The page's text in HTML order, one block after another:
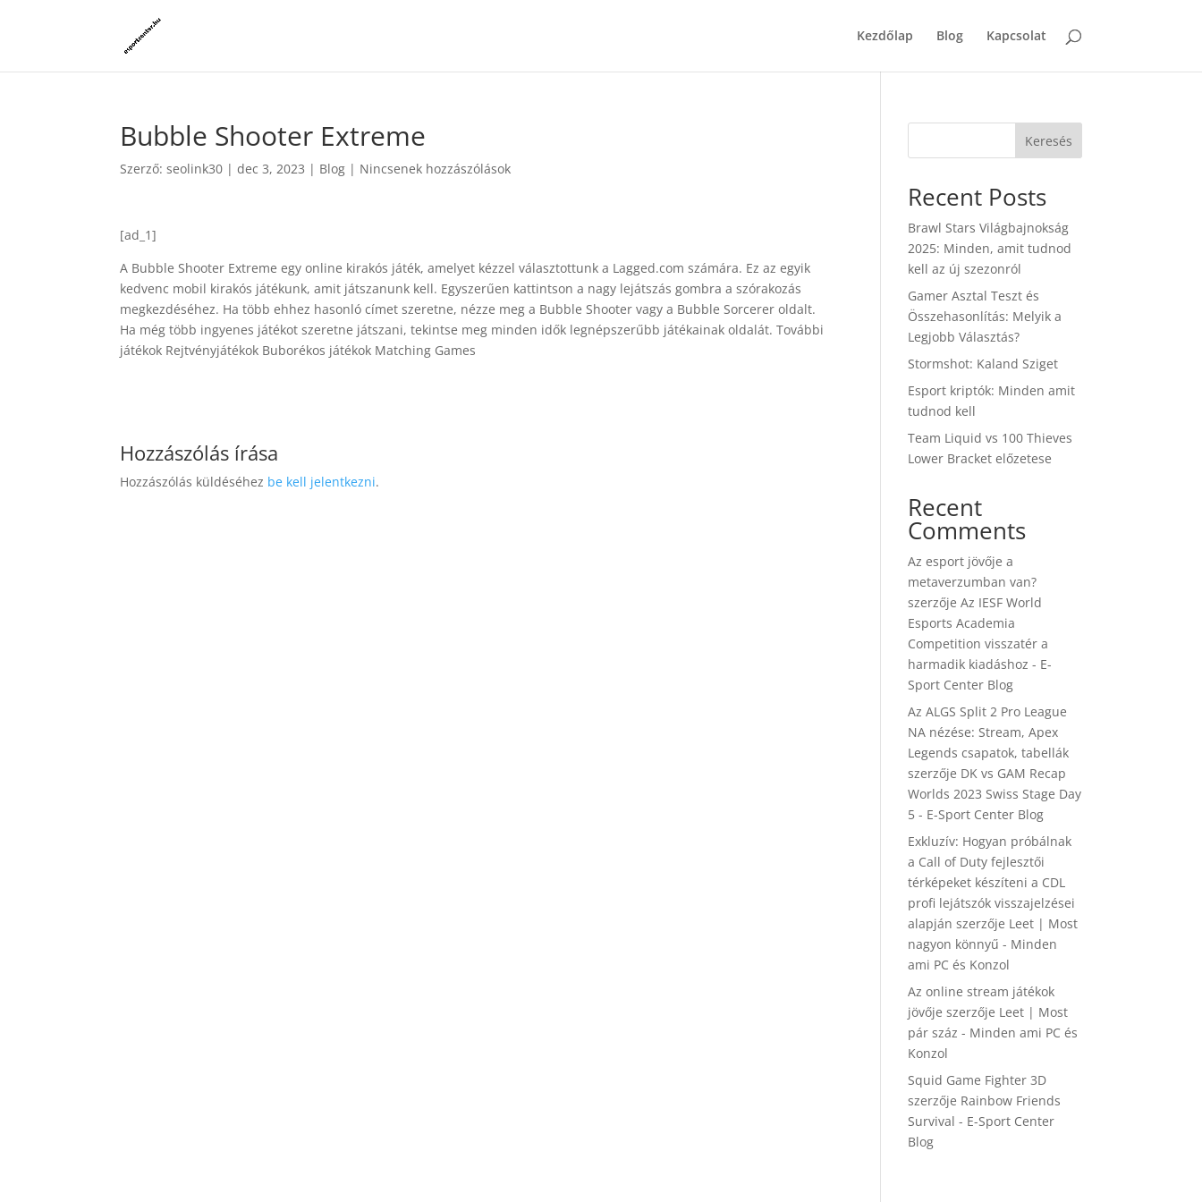
Kezdőlap Blog Kapcsolat
Bubble Shooter Extreme
Szerző:seolink30 |dec 3, 2023 | Blog | Nincsenek hozzászólások
[ad_1]
A Bubble Shooter Extreme egy online kirakós játék, amelyet kézzel választottunk a Lagged.com számára. Ez az egyik
kedvenc mobil kirakós játékunk, amit játszanunk kell. Egyszerűen kattintson a nagy lejátszás gombra a szórakozás
megkezdéséhez. Ha több ehhez hasonló címet szeretne, nézze meg a Bubble Shooter vagy a Bubble Sorcerer oldalt.
Ha még több ingyenes játékot szeretne játszani, tekintse meg minden idők legnépszerűbb játékainak oldalát. További
játékok Rejtvényjátékok Buborékos játékok Matching Games
Hozzászólás írása
Hozzászólás küldéséhez be kell jelentkezni.
Keresés
Recent Posts
Brawl Stars Világbajnokság
2025: Minden, amit tudnod
kell az új szezonról
Gamer Asztal Teszt és
Összehasonlítás: Melyik a
Legjobb Választás?
Stormshot: Kaland Sziget
Esport kriptók: Minden amit
tudnod kell
Team Liquid vs 100 Thieves
Lower Bracket előzetese
Recent
Comments
Az esport jövője a
metaverzumban van?
szerzőjeAz IESF World
Esports Academia
Competition visszatér a
harmadik kiadáshoz - E-
Sport Center Blog
Az ALGS Split 2 Pro League
NA nézése: Stream, Apex
Legends csapatok, tabellák
szerzője DK vs GAM Recap
Worlds 2023 Swiss Stage Day
5 - E-Sport Center Blog
Exkluzív: Hogyan próbálnak
a Call of Duty fejlesztői
térképeket készíteni a CDL
profi lejátszók visszajelzései
alapján szerzője Leet | Most
nagyon könnyű - Minden
ami PC és Konzol
Az online stream játékok
jövője szerzője Leet | Most
pár száz - Minden ami PC és
Konzol
Squid Game Fighter 3D
szerzője Rainbow Friends
Survival - E-Sport Center
Blog